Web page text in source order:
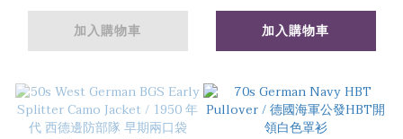
加入購物車
色軋別丁外套
加入購物車